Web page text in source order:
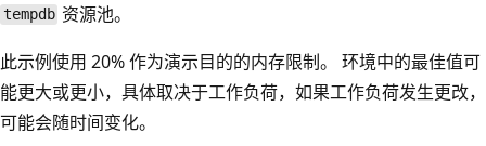
tempdb 资源池。
此示例使用 20% 作为演示目的的内存限制。 环境中的最佳值可
能更大或更小，具体取决于工作负荷，如果工作负荷发生更改，
可能会随时间变化。